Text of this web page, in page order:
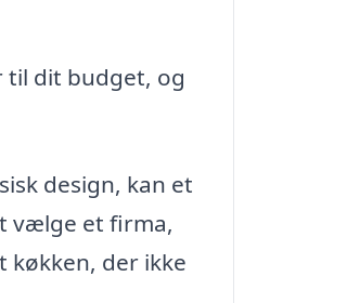
til dit budget, og
design, kan et
vælge et firma,
køkken, der ikke